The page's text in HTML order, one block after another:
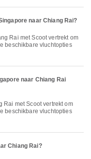
naar Chiang Rai?
beschikbare vluchtopties
naar Chiang Rai
beschikbare vluchtopties
Chiang Rai?